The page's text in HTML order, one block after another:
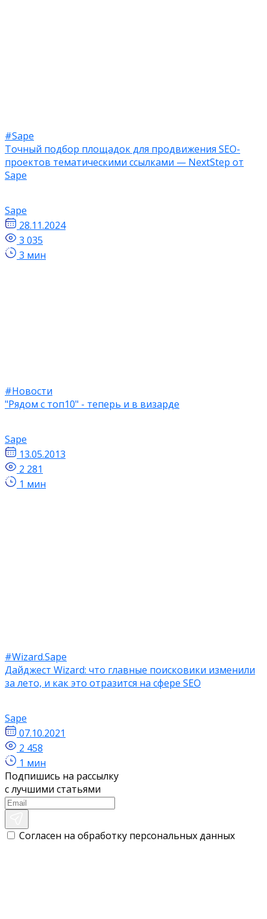
#Sape
Точный подбор площадок для продвижения SEO-
проектов тематическими ссылками — NextStep от
Sape
Sape
28.11.2024
3 035
3 мин
#Новости
"Рядом с топ10" - теперь и в визарде
Sape
13.05.2013
2 281
1 мин
#Wizard.Sape
Дайджест Wizard: что главные поисковики изменили
за лето, и как это отразится на сфере SEO
Sape
07.10.2021
2 458
1 мин
Подпишись на рассылку
с лучшими статьями
Согласен на обработку персональных данных